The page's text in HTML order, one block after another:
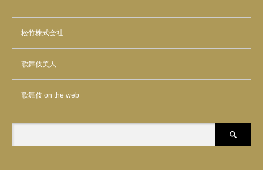
松竹株式会社
歌舞伎美人
歌舞伎 on the web